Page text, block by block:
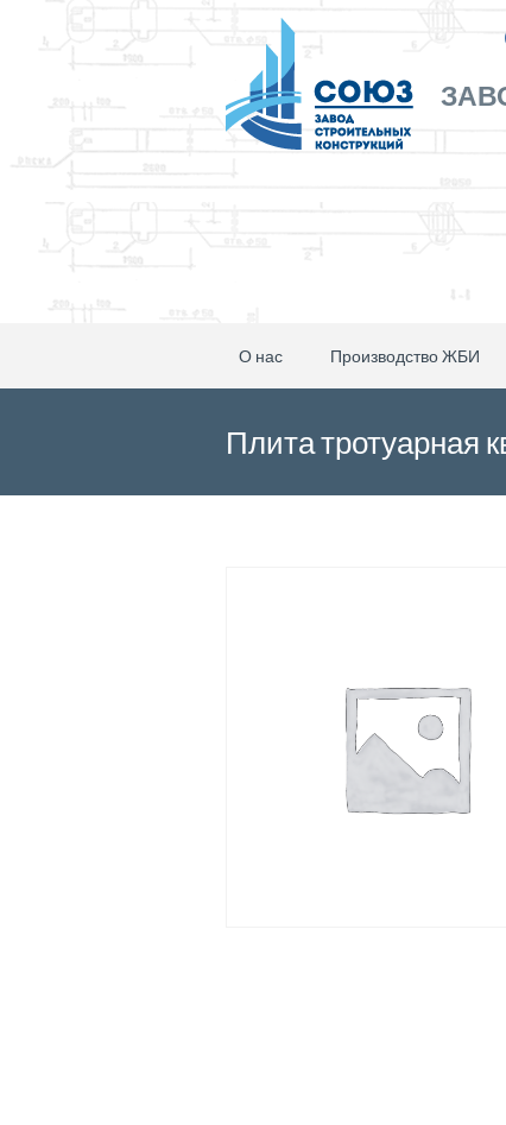
О нас Производство ЖБИ
Плита тротуарная